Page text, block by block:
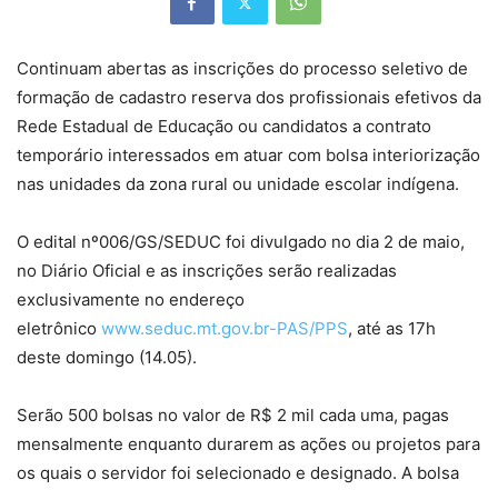
Continuam abertas as inscrições do processo seletivo de
formação de cadastro reserva dos profissionais efetivos da
Rede Estadual de Educação ou candidatos a contrato
temporário interessados em atuar com bolsa interiorização
nas unidades da zona rural ou unidade escolar indígena.
O edital nº006/GS/SEDUC foi divulgado no dia 2 de maio,
no Diário Oficial e as inscrições serão realizadas
exclusivamente no endereço
eletrônico www.seduc.mt.gov.br-PAS/PPS, até as 17h
deste domingo (14.05).
Serão 500 bolsas no valor de R$ 2 mil cada uma, pagas
mensalmente enquanto durarem as ações ou projetos para
os quais o servidor foi selecionado e designado. A bolsa